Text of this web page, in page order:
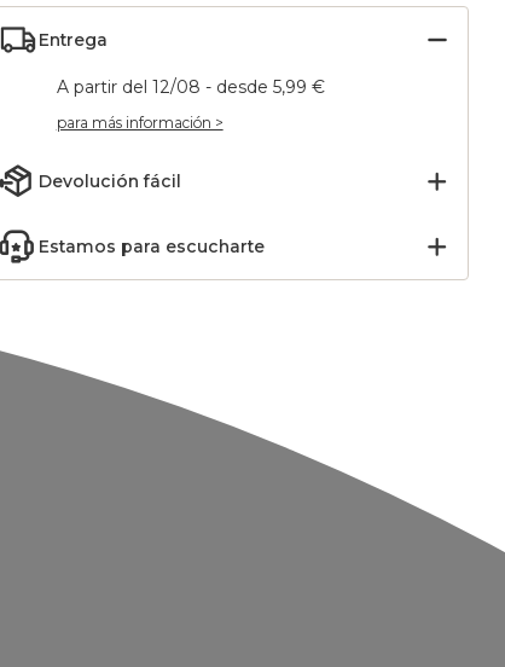
Entrega
A partir del 12/08 - desde 5,99 €
para más información >
Devolución fácil
Estamos para escucharte
algodón (40 x 40 cm)
Pixel Mostaza Amarilla
7,99 €